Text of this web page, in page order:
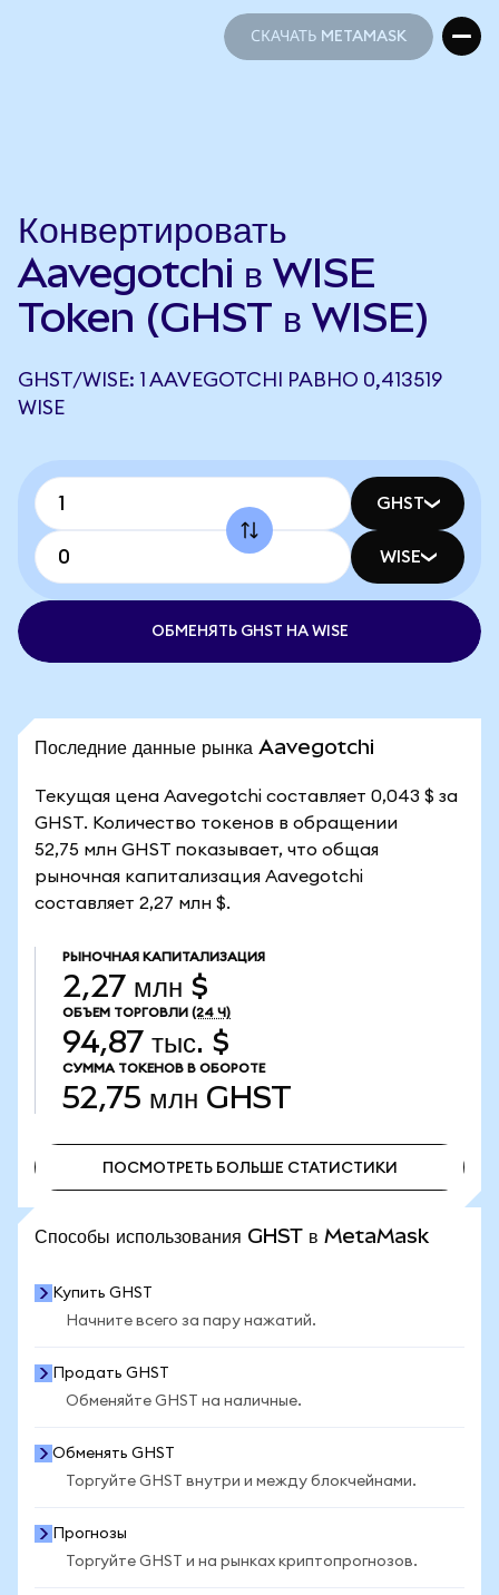
СКАЧАТЬ METAMASK
Конвертировать
Aavegotchi в WISE
Token (GHST в WISE)
GHST/WISE: 1 AAVEGOTCHI РАВНО 0,413519
WISE
GHST
WISE
ОБМЕНЯТЬ GHST НА WISE
Последние данные рынка Aavegotchi
Текущая цена Aavegotchi составляет 0,043 $ за
GHST. Количество токенов в обращении
52,75 млн GHST показывает, что общая
рыночная капитализация Aavegotchi
составляет 2,27 млн $.
РЫНОЧНАЯ КАПИТАЛИЗАЦИЯ
2,27 млн $
ОБЪЕМ ТОРГОВЛИ (24 Ч)
94,87 тыс. $
СУММА ТОКЕНОВ В ОБОРОТЕ
52,75 млн GHST
ПОСМОТРЕТЬ БОЛЬШЕ СТАТИСТИКИ
Способы использования GHST в MetaMask
Купить GHST
Начните всего за пару нажатий.
Продать GHST
Обменяйте GHST на наличные.
Обменять GHST
Торгуйте GHST внутри и между блокчейнами.
Прогнозы
Торгуйте GHST и на рынках криптопрогнозов.